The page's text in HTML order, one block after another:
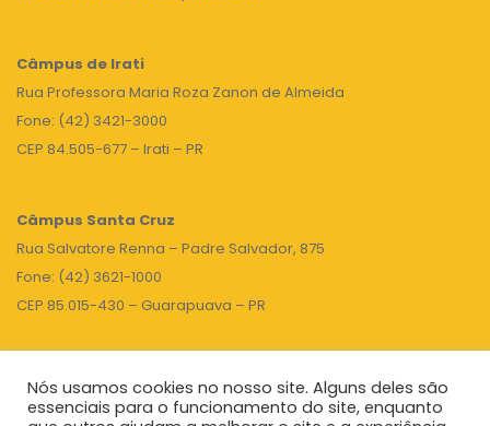
Câmpus de Irati
Rua Professora Maria Roza Zanon de Almeida
Fone: (42) 3421-3000
CEP 84.505-677 – Irati – PR
Câmpus Santa Cruz
Rua Salvatore Renna – Padre Salvador, 875
Fone: (42) 3621-1000
CEP 85.015-430 – Guarapuava – PR
TOPO
Nós usamos cookies no nosso site. Alguns deles são
essenciais para o funcionamento do site, enquanto